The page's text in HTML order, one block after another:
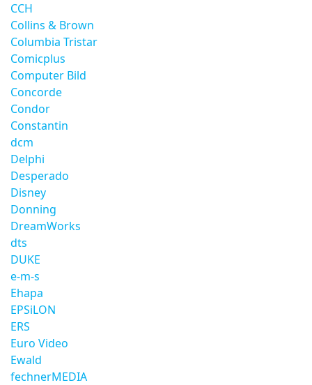
CCH
Collins & Brown
Columbia Tristar
Comicplus
Computer Bild
Concorde
Condor
Constantin
dcm
Delphi
Desperado
Disney
Donning
DreamWorks
dts
DUKE
e-m-s
Ehapa
EPSiLON
ERS
Euro Video
Ewald
fechnerMEDIA